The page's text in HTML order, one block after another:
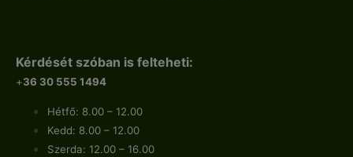
Kérdését szóban is felteheti:
+36 30 555 1494
Hétfő: 8.00 – 12.00
Kedd: 8.00 – 12.00
Szerda: 12.00 – 16.00